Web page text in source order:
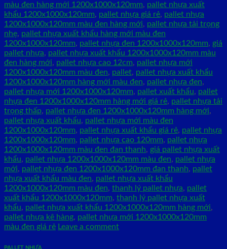
màu đen hàng mới 1200x1000x120mm, pallet nhựa xuất
khẩu 1200x1000x120mm, pallet nhựa giá rẻ, pallet nhựa
1200x1000x120mm màu đen hàng mới, pallet nhựa tải trọng
nhẹ, pallet nhựa xuất khẩu hàng mới màu đen
1200x1000x120mm, pallet nhựa đen 1200x1000x120mm, giá
pallet nhựa, pallet nhựa xuất khẩu 1200x1000x120mm màu
đen hàng mới, pallet nhựa cao 12cm, pallet nhựa mới
1200x1000x120mm màu đen, pallet, pallet nhựa xuất khẩu
1200x1000x120mm hàng mới màu đen, pallet nhựa đen,
pallet nhựa mới 1200x1000x120mm, pallet xuất khẩu, pallet
nhựa đen 1200x1000x120mm hàng mới giá rẻ, pallet nhựa tải
trọng thấp, pallet nhựa đen 1200x1000x120mm hàng mới,
pallet nhựa xuất khẩu, pallet nhựa mới màu đen
1200x1000x120mm, pallet nhựa xuất khẩu giá rẻ, pallet nhựa
1200x1000x120mm, pallet nhựa cao 120mm, pallet nhựa
1200x1000x120mm màu đen đan thanh, giá pallet nhựa xuất
khẩu, pallet nhựa 1200x1000x120mm màu đen, pallet nhựa
mới, pallet nhựa đen 1200x1000x120mm đan thanh, pallet
nhựa xuất khẩu màu đen, pallet nhựa xuất khẩu
1200x1000x120mm màu đen, thanh lý pallet nhựa, pallet
xuất khẩu 1200x1000x120mm, thanh lý pallet nhựa xuất
khẩu, pallet nhựa xuất khẩu 1200x1000x120mm hàng mới,
pallet nhựa kê hàng, pallet nhựa mới 1200x1000x120mm
màu đen giá rẻ Leave a comment
PALLET NHỰA